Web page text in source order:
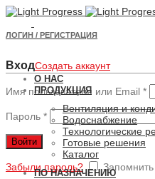
ЛОГИН / РЕГИСТРАЦИЯ
ВходСоздать аккаунт
Имя пользователя или Email *
Пароль *
Войти
Забыли пароль?
О НАС
ПРОДУКЦИЯ
Вентиляция и
Водоснабжение
Технологические
Готовые решения
Каталог
ПО НАЗНАЧЕНИЮ